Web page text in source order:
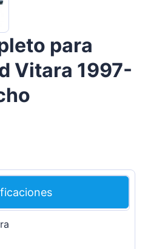
para
Vitara 1997-